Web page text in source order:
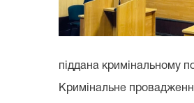
піддана кримінальному
Кримінальне